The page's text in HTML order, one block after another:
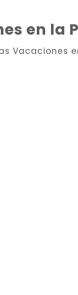
en la
Vacaciones